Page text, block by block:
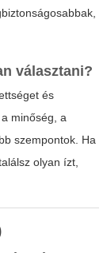
választani?
és
minőség, a
szempontok. Ha
olyan ízt,